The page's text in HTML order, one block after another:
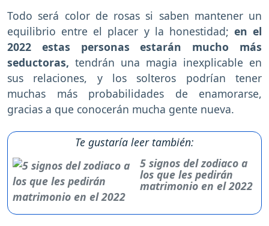
Todo será color de rosas si saben mantener un
equilibrio entre el placer y la honestidad; en el
2022 estas personas estarán mucho más
seductoras, tendrán una magia inexplicable en
sus relaciones, y los solteros podrían tener
muchas más probabilidades de enamorarse,
gracias a que conocerán mucha gente nueva.
Te gustaría leer también:
5 signos del zodiaco a
los que les pedirán
matrimonio en el 2022